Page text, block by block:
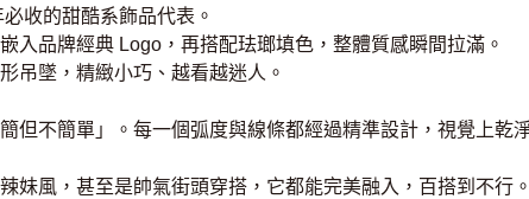
收的甜酷系飾品代表。
入品牌經典 Logo，再搭配珐瑯填色，整體質感瞬間拉滿。
吊墜，精緻小巧、越看越迷人。
但不簡單」。每一個弧度與線條都經過精準設計，視覺上
妹風，甚至是帥氣街頭穿搭，它都能完美融入，百搭到不行。